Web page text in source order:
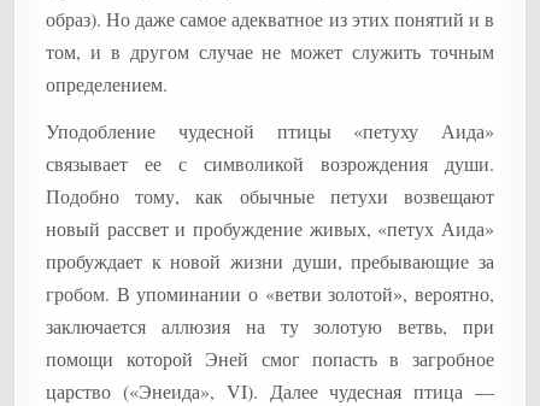
образ). Но даже самое адекватное из этих понятий и в
том, и в другом случае не может служить точным
определением.
Уподобление чудесной птицы «петуху Аида»
связывает ее с символикой возрождения души.
Подобно тому, как обычные петухи возвещают
новый рассвет и пробуждение живых, «петух Аида»
пробуждает к новой жизни души, пребывающие за
гробом. В упоминании о «ветви золотой», вероятно,
заключается аллюзия на ту золотую ветвь, при
помощи которой Эней смог попасть в загробное
царство («Энеида», VI). Далее чудесная птица —